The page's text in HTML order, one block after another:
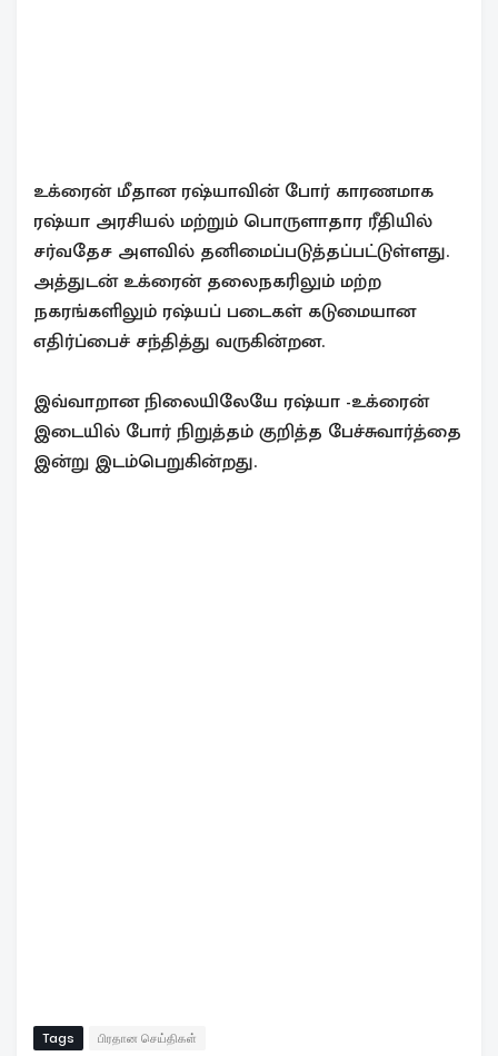
உக்ரைன் மீதான ரஷ்யாவின் போர் காரணமாக
ரஷ்யா அரசியல் மற்றும் பொருளாதார ரீதியில்
சர்வதேச அளவில் தனிமைப்படுத்தப்பட்டுள்ளது.
அத்துடன் உக்ரைன் தலைநகரிலும் மற்ற
நகரங்களிலும் ரஷ்யப் படைகள் கடுமையான
எதிர்ப்பைச் சந்தித்து வருகின்றன.
இவ்வாறான நிலையிலேயே ரஷ்யா -உக்ரைன்
இடையில் போர் நிறுத்தம் குறித்த பேச்சுவார்த்தை
இன்று இடம்பெறுகின்றது.
Tags பிரதான செய்திகள்